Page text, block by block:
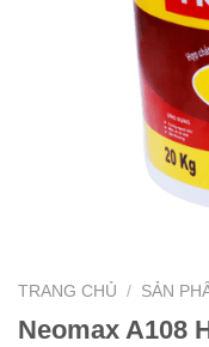
TRANG CHỦ / SẢN
Neomax A108